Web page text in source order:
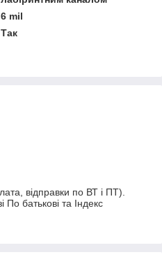
6 mil
Так
відправки по ВТ і ПТ).
По батькові та Індекс